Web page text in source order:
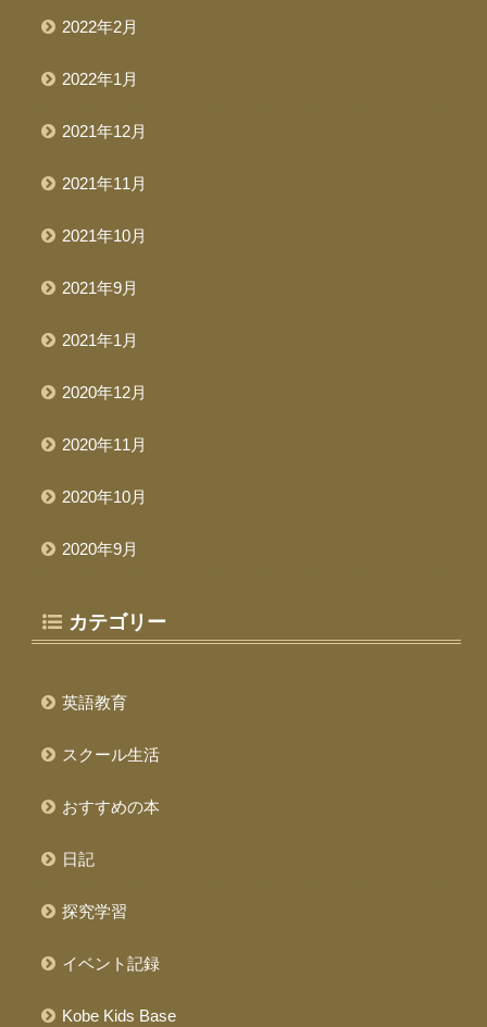
2022年2月
2022年1月
2021年12月
2021年11月
2021年10月
2021年9月
2021年1月
2020年12月
2020年11月
2020年10月
2020年9月
カテゴリー
英語教育
スクール生活
おすすめの本
日記
探究学習
イベント記録
Kobe Kids Base